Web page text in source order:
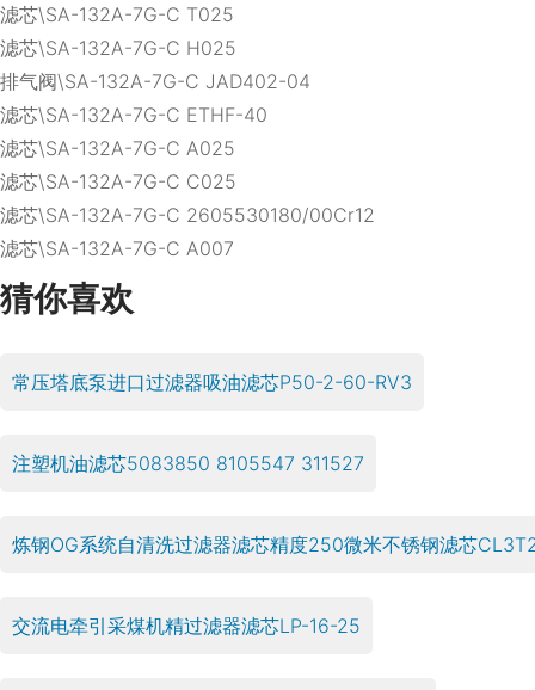
滤芯\SA-132A-7G-C T025
滤芯\SA-132A-7G-C H025
排气阀\SA-132A-7G-C JAD402-04
滤芯\SA-132A-7G-C ETHF-40
滤芯\SA-132A-7G-C A025
滤芯\SA-132A-7G-C C025
滤芯\SA-132A-7G-C 2605530180/00Cr12
滤芯\SA-132A-7G-C A007
猜你喜欢
常压塔底泵进口过滤器吸油滤芯P50-2-60-RV3
注塑机油滤芯5083850 8105547 311527
炼钢OG系统自清洗过滤器滤芯精度250微米不锈钢滤芯
交流电牵引采煤机精过滤器滤芯LP-16-25